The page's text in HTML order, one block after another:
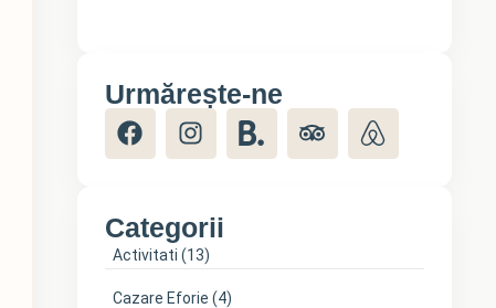
Urmărește-ne
Categorii
Activitati (13)
Cazare Eforie (4)